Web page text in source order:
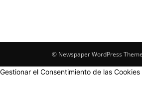
© Newspaper WordPress
Gestionar el Consentimiento de las Cookies